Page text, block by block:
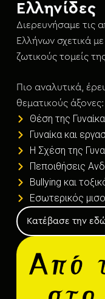
ν
Ελληνίδες
Διερευνήσαμε τις
Ελλήνων σχετικά
ζωτικούς τομείς
Πιο αναλυτικά,
θεματικούς άξονες:
Θέση της
Γυναίκα και
Η Σχέση της
Πεποιθήσεις
Bullying και
Eσωτερικός
Κατέβασε την